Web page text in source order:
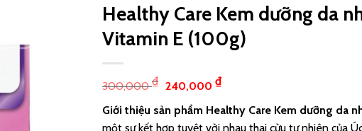
Healthy Care Kem dưỡng da
Vitamin E (100g)
300,000₫ 240,000 ₫
Giới thiệu sản phẩm Healthy Care Kem dưỡng da
một sự kết hợp tuyệt vời nhau thai cừu tự nhiên của